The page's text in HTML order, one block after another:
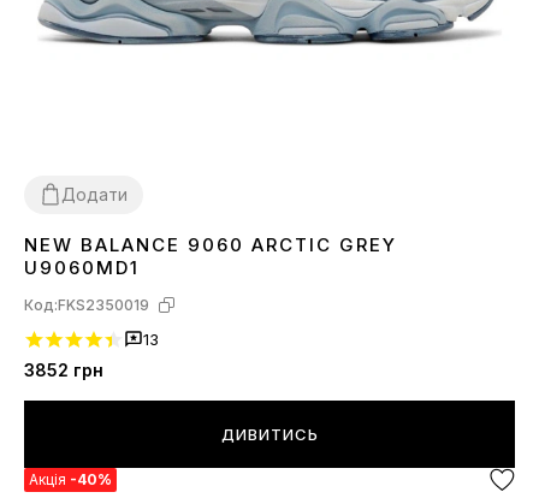
Додати
3637 3839404142 43 4445
NEW BALANCE 9060 ARCTIC GREY
U9060MD1
Код:FKS2350019
13
3852 грн
ДИВИТИСЬ
Акція -40%